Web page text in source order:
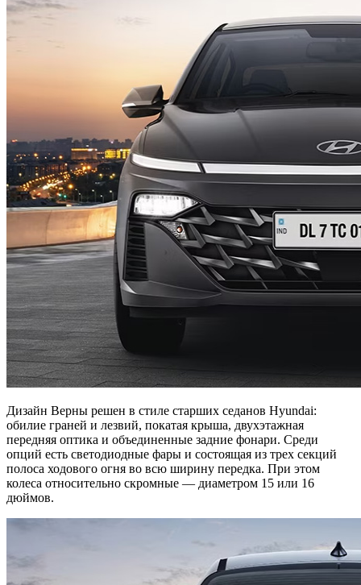
Дизайн Верны решен в стиле старших седанов Hyundai:
обилие граней и лезвий, покатая крыша, двухэтажная
передняя оптика и объединенные задние фонари. Среди
опций есть светодиодные фары и состоящая из трех секций
полоса ходового огня во всю ширину передка. При этом
колеса относительно скромные — диаметром 15 или 16
дюймов.